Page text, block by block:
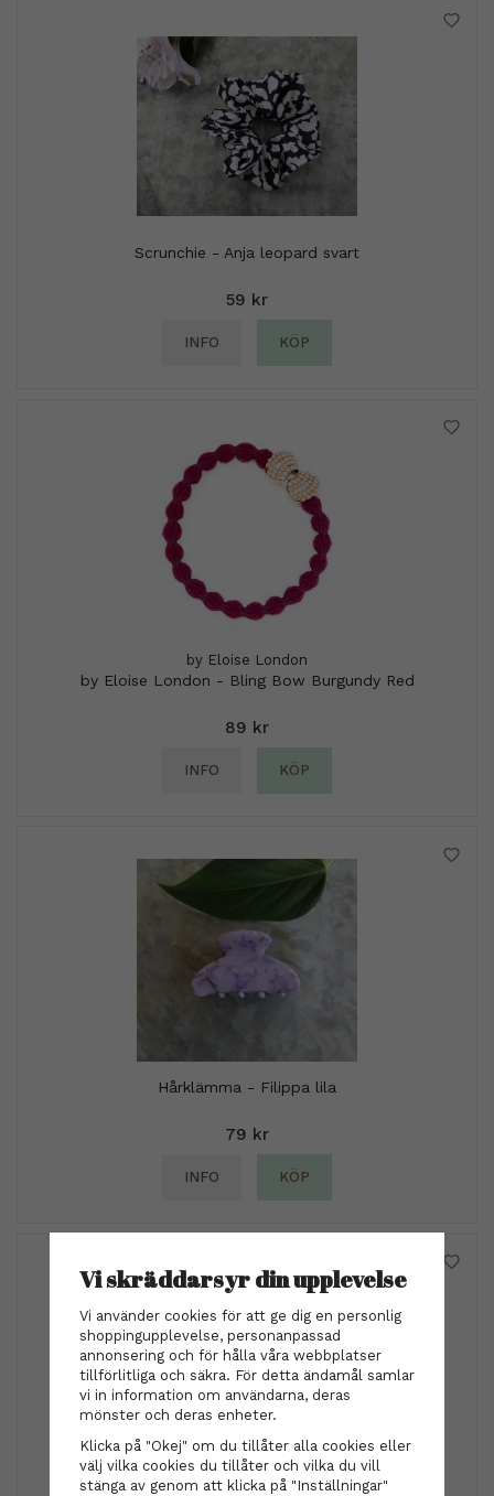
Scrunchie - Anja leopard svart
59 kr
INFO KÖP
by Eloise London
by Eloise London - Bling Bow Burgundy Red
89 kr
INFO KÖP
Hårklämma - Filippa lila
79 kr
INFO KÖP
Vi skräddarsyr din upplevelse
Vi använder cookies för att ge dig en personlig
shoppingupplevelse, personanpassad
annonsering och för hålla våra webbplatser
tillförlitliga och säkra. För detta ändamål samlar
vi in information om användarna, deras
mönster och deras enheter.
Klicka på "Okej" om du tillåter alla cookies eller
välj vilka cookies du tillåter och vilka du vill
stänga av genom att klicka på "Inställningar"